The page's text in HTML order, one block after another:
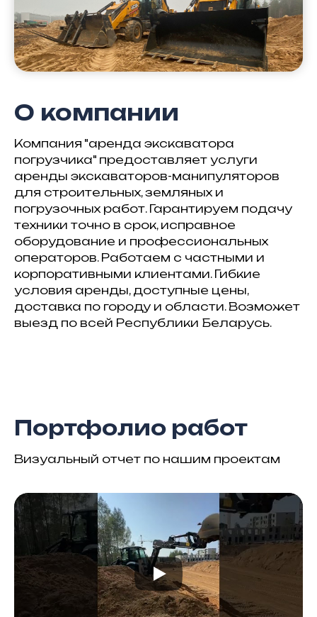
О компании
Компания "аренда экскаватора
погрузчика" предоставляет услуги
аренды экскаваторов-манипуляторов
для строительных, земляных и
погрузочных работ. Гарантируем подачу
техники точно в срок, исправное
оборудование и профессиональных
операторов. Работаем с частными и
корпоративными клиентами. Гибкие
условия аренды, доступные цены,
доставка по городу и области. Возможет
выезд по всей Республики Беларусь.
Портфолио работ
Визуальный отчет по нашим проектам